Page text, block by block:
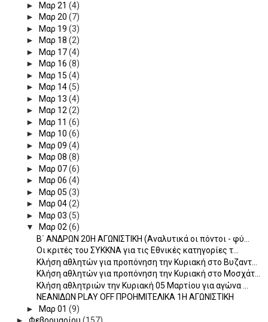
► Μαρ 21 (4)
►
Μαρ 20 (7)
►
Μαρ 19 (3)
►
Μαρ 18 (2)
►
Μαρ 17(4)
►
Μαρ 16 (8)
►
Μαρ 15 (4)
►
Μαρ 14(5)
►
Μαρ 13 (4)
►
Μαρ 12(2)
►
Μαρ 11 (6)
►
Μαρ 10 (6)
►
Μαρ 09 (4)
►
Μαρ 08 (8)
►
Μαρ 07(6)
►
Μαρ 06 (4)
►
Μαρ 05 (3)
►
Μαρ 04(2)
►
Μαρ 03 (5)
▼
Μαρ 02(6)
Β΄ ΑΝΔΡΩΝ 20Η ΑΓΩΝΙΣΤΙΚΗ (Αναλυτικά οι πόντοι - φύ...
Οι κριτές του ΣΥΚΚΝΑ για τις Εθνικές κατηγορίες τ...
Κλήση αθλητών για προπόνηση την Κυριακή στο Βυζαντ...
Κλήση αθλητών για προπόνηση την Κυριακή στο Μοσχάτ...
Κλήση αθλητριών την Κυριακή 05 Μαρτίου για αγώνα ...
ΝΕΑΝΙΔΩΝ PLAY OFF ΠΡΟΗΜΙΤΕΛΙΚΑ 1Η ΑΓΩΝΙΣΤΙΚΗ
►
Μαρ 01 (9)